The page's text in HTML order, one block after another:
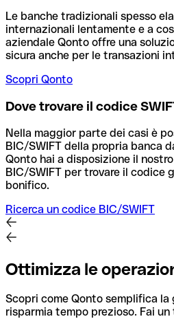
Le banche tradizionali spesso
internazionali lentamente e a
aziendale Qonto offre una
sicura anche per le transazioni
Scopri Qonto
Dove trovare il codice
Nella maggior parte dei casi è
BIC/SWIFT della propria banca
Qonto hai a disposizione il
BIC/SWIFT per trovare il codice
bonifico.
Ricerca un codice BIC/SWIFT
Ottimizza le
Scopri come Qonto semplifica
risparmia tempo prezioso. Fai